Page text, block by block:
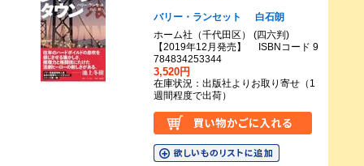
バリー・ランセット
白石朗
ホーム社（千代田区） (四六判)
【2019年12月発売】 ISBNコード 9
784834253344
3,520円
在庫状況：出版社よりお取り寄せ（1
週間程度で出荷）